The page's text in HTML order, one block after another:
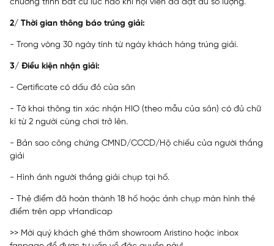
chương trình bất cứ lúc nào khi hội viên đã đạt đủ số lượng.
2/ Thời gian thông báo trúng giải:
- Trong vòng 30 ngày tính từ ngày khách hàng trúng giải.
3/ Điều kiện nhận giải:
- Certificate có dấu đỏ của sân
- Tờ khai thông tin xác nhận HIO (theo mẫu của sân) có đủ chữ
kí từ 2 người cùng chơi trở lên.
- Bản sao công chứng CMND/CCCD/Hộ chiếu của người thắng
giải
- Hình ảnh người thắng giải chụp tại hố.
- Thẻ điểm đã hoàn thành 18 hố hoặc ảnh chụp màn hình thẻ
điểm trên app vHandicap
>> Mời quý khách ghé thăm showroom Aristino hoặc inbox